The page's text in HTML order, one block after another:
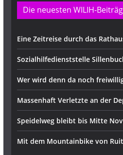
Die neuesten WILIH-
Eine Zeitreise durch das
Sozialhilfedienststelle
Wer wird denn da noch
Massenhaft Verletzte an der
Speidelweg bleibt bis Mitte
Mit dem Mountainbike von